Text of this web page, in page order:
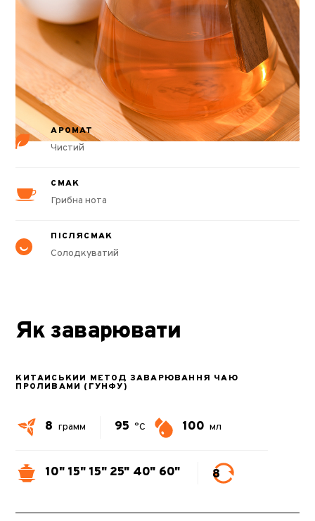
АРОМАТ
Чистий
СМАК
Грибна нота
ПІСЛЯСМАК
Солодкуватий
Як заварювати
КИТАЙСЬКИЙ МЕТОД ЗАВАРЮВАННЯ ЧАЮ
ПРОЛИВАМИ (ГУНФУ)
8 грамм 95 °C 100 мл
10" 15" 15" 25" 40" 60" 8